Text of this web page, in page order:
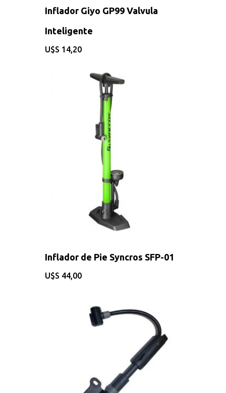
Inflador Giyo GP99 Valvula
Inteligente
$ 14,20
Inflador de Pie Syncros SFP-01
$ 44,00